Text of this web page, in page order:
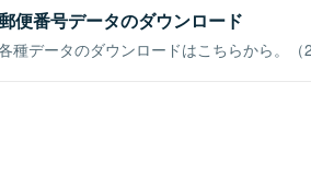
便番号データのダウンロード
種データのダウンロードはこちらから。（